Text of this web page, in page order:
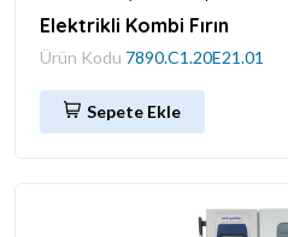
Elektrikli Kombi Fırın
Ürün Kodu 7890.C1.20E21.01
Sepete Ekle